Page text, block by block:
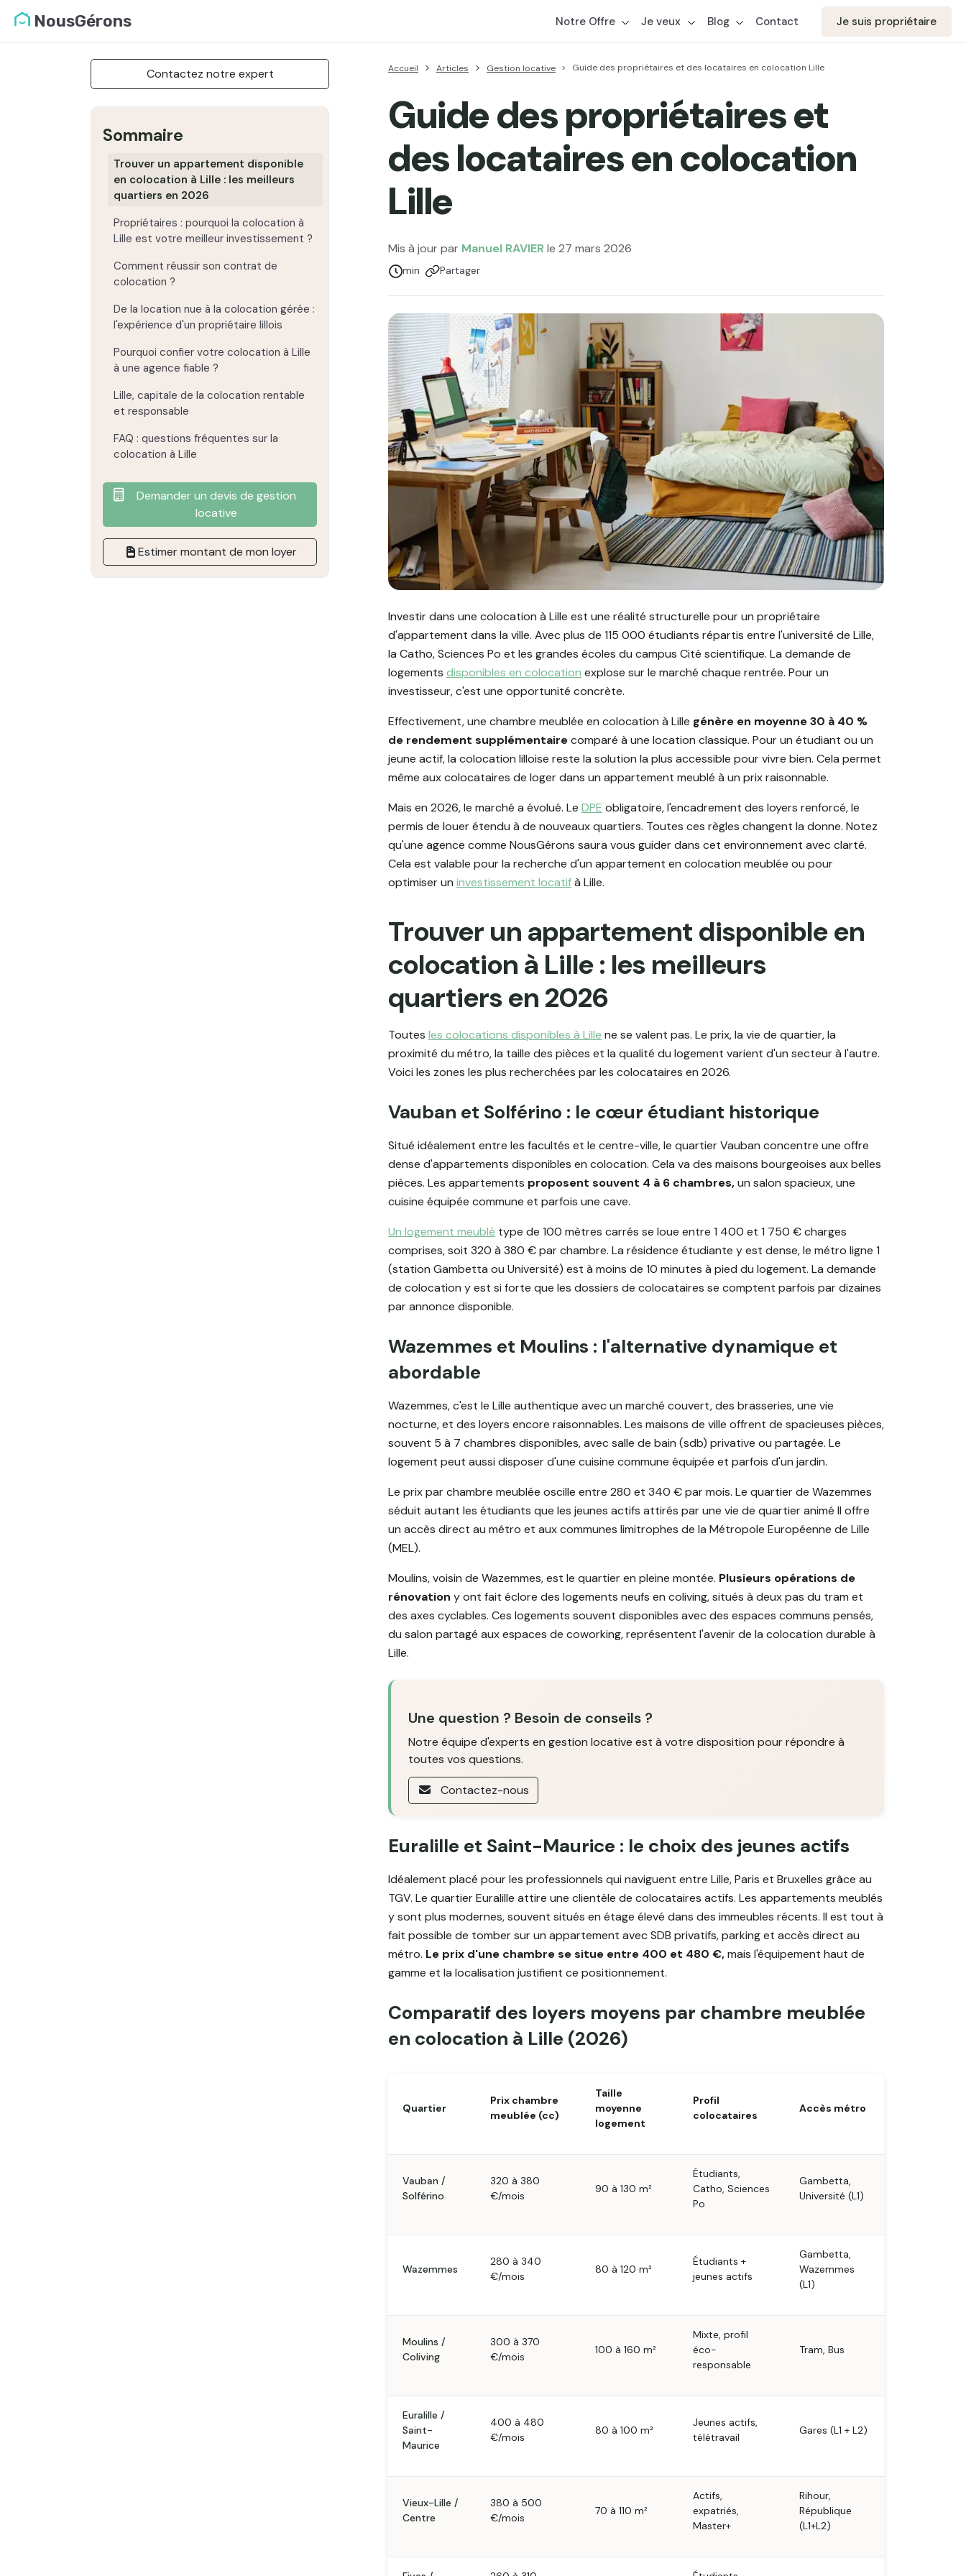
NousGérons Notre Offre Je veux Blog Contact Je suis propriétaire
Accueil Articles Gestion locative Guide des propriétaires et des locataires en colocation Lille
Guide des propriétaires et
des locataires en colocation
Lille
Mis à jour par Manuel RAVIER le 27 mars 2026
Temps de lecture :
min Partager
Investir dans une colocation à Lille est une réalité structurelle pour un propriétaire
d'appartement dans la ville. Avec plus de 115 000 étudiants répartis entre l'université de Lille,
la Catho, Sciences Po et les grandes écoles du campus Cité scientifique. La demande de
logements disponibles en colocation explose sur le marché chaque rentrée. Pour un
investisseur, c'est une opportunité concrète.
Effectivement, une chambre meublée en colocation à Lille génère en moyenne 30 à 40 %
de rendement supplémentairecomparé à une location classique. Pour un étudiant ou un
jeune actif, la colocation lilloise reste la solution la plus accessible pour vivre bien. Cela permet
même aux colocataires de loger dans un appartement meublé à un prix raisonnable.
Mais en 2026, le marché a évolué. Le DPE obligatoire, l'encadrement des loyers renforcé, le
permis de louer étendu à de nouveaux quartiers. Toutes ces règles changent la donne. Notez
qu'une agence comme NousGérons saura vous guider dans cet environnement avec clarté.
Cela est valable pour la recherche d'un appartement en colocation meublée ou pour
optimiser un investissement locatifà Lille.
Trouver un appartement disponible en
colocation à Lille : les meilleurs
quartiers en 2026
Toutes les colocations disponibles à Lille ne se valent pas. Le prix, la vie de quartier, la
proximité du métro, la taille des pièces et la qualité du logement varient d'un secteur à l'autre.
Voici les zones les plus recherchées par les colocataires en 2026.
Vauban et Solférino : le cœur étudiant historique
Situé idéalement entre les facultés et le centre-ville, le quartier Vauban concentre une offre
dense d'appartements disponibles en colocation. Cela va des maisons bourgeoises aux belles
pièces. Les appartements proposent souvent 4 à 6 chambres,un salon spacieux, une
cuisine équipée commune et parfois une cave.
Un logement meublé type de 100 mètres carrés se loue entre 1 400 et 1 750 € charges
comprises, soit 320 à 380 € par chambre. La résidence étudiante y est dense, le métro ligne 1
(station Gambetta ou Université) est à moins de 10 minutes à pied du logement. La demande
de colocation y est si forte que les dossiers de colocataires se comptent parfois par dizaines
par annonce disponible.
Wazemmes et Moulins : l'alternative dynamique et
abordable
Wazemmes, c'est le Lille authentique avec un marché couvert, des brasseries, une vie
nocturne, et des loyers encore raisonnables. Les maisons de ville offrent de spacieuses pièces,
souvent 5 à 7 chambres disponibles, avec salle de bain (sdb) privative ou partagée. Le
logement peut aussi disposer d'une cuisine commune équipée et parfois d'un jardin.
Le prix par chambre meublée oscille entre 280 et 340 € par mois. Le quartier de Wazemmes
séduit autant les étudiants que les jeunes actifs attirés par une vie de quartier animé Il offre
un accès direct au métro et aux communes limitrophes de la Métropole Européenne de Lille
(MEL).
Moulins, voisin de Wazemmes, est le quartier en pleine montée. Plusieurs opérations de
rénovation y ont fait éclore des logements neufs en coliving, situés à deux pas du tram et
des axes cyclables. Ces logements souvent disponibles avec des espaces communs pensés,
du salon partagé aux espaces de coworking, représentent l'avenir de la colocation durable à
Lille.
Une question ? Besoin de conseils ?
Notre équipe d'experts en gestion locative est à votre disposition pour répondre à
toutes vos questions.
Contactez-nous
Euralille et Saint-Maurice : le choix des jeunes actifs
Idéalement placé pour les professionnels qui naviguent entre Lille, Paris et Bruxelles grâce au
TGV. Le quartier Euralille attire une clientèle de colocataires actifs. Les appartements meublés
y sont plus modernes, souvent situés en étage élevé dans des immeubles récents. Il est tout à
fait possible de tomber sur un appartement avec SDB privatifs, parking et accès direct au
métro. Le prix d'une chambre se situe entre 400 et 480 €,mais l'équipement haut de
gamme et la localisation justifient ce positionnement.
Comparatif des loyers moyens par chambre meublée
en colocation à Lille (2026)
Quartier
Prix chambre
meublée (cc)
Taille
moyenne
logement
Profil
colocataires
Accès métro
Vauban /
Solférino
320 à 380
€/mois
90 à 130 m²
Étudiants,
Catho, Sciences
Po
Gambetta,
Université (L1)
Wazemmes
280 à 340
€/mois
80 à 120 m²
Étudiants +
jeunes actifs
Gambetta,
Wazemmes
(L1)
Moulins /
Coliving
300 à 370
€/mois
100 à 160 m²
Mixte, profil
éco-
responsable
Tram, Bus
Euralille /
Saint-
Maurice
400 à 480
€/mois
80 à 100 m²
Jeunes actifs,
télétravail
Gares (L1 + L2)
Vieux-Lille /
Centre
380 à 500
€/mois
70 à 110 m²
Actifs,
expatriés,
Master+
Rihour,
République
(L1+L2)
Contactez notre expert
Sommaire
Trouver un appartement disponible
en colocation à Lille : les meilleurs
quartiers en 2026
Propriétaires : pourquoi la colocation à
Lille est votre meilleur investissement ?
Comment réussir son contrat de
colocation ?
De la location nue à la colocation gérée :
l'expérience d'un propriétaire lillois
Pourquoi confier votre colocation à Lille
à une agence fiable ?
Lille, capitale de la colocation rentable
et responsable
FAQ : questions fréquentes sur la
colocation à Lille
Demander un devis de gestion
locative
Estimer montant de mon loyer